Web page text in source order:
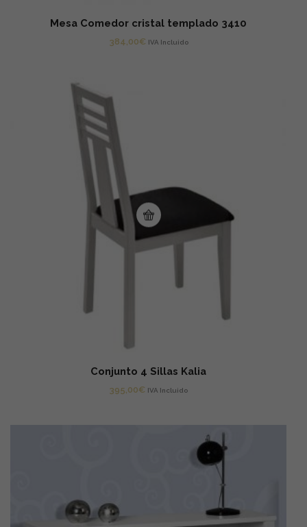
Mesa Comedor cristal templado 3410
384,00€ IVA Incluido
Conjunto 4 Sillas Kalia
395,00€ IVA Incluido